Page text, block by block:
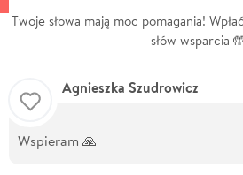
Twoje słowa mają moc pomagania!
słów wsparcia
Agnieszka Szudrowicz
Wspieram 🙏